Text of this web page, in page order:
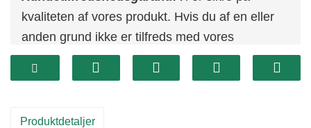
kvaliteten af ​​vores produkt. Hvis du af en eller
anden grund ikke er tilfreds med vores
julekrans, så kontakt os venligst.
Juster manuelt:
Kunstig krans kan se rodet ud,
gøre dem naturlige.
Produktdetaljer